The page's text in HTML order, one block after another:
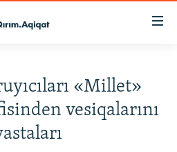
«Millet»
vesiqalarını